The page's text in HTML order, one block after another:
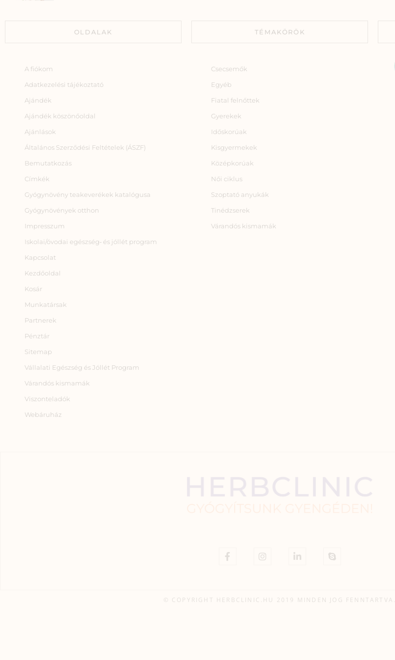
OLDALAK
A fiókom
Adatkezelési tájékoztató
Ajándék
Ajándék köszönőoldal
Ajánlások
Általános Szerződési Feltételek (ÁSZF)
Bemutatkozás
Címkék
Gyógynövény teakeverékek katalógusa
Gyógynövények otthon
Impresszum
Iskolai/óvodai egészség‑ és jóllét program
Kapcsolat
Kezdőoldal
Kosár
Munkatársak
Partnerek
Pénztár
Sitemap
Vállalati Egészség és Jóllét Program
Várandós kismamák
Viszonteladók
Webáruház
TÉMAKÖRÖK
Csecsemők
Egyéb
Fiatal felnőttek
Gyerekek
Időskorúak
Kisgyermekek
Középkorúak
Női ciklus
Szoptató anyukák
Tinédzserek
Várandós kismamák
© COPYRIGHT HERBCLINIC.HU 2019 MINDEN JOG FENNTARTVA.